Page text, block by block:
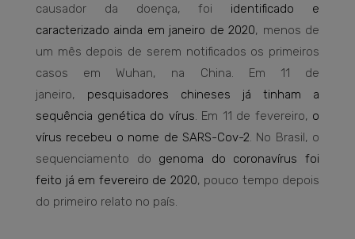
causador da doença, foi identificado e
caracterizado ainda em janeiro de 2020, menos de
um mês depois de serem notificados os primeiros
casos em Wuhan, na China. Em 11 de
janeiro, pesquisadores chineses já tinham a
sequência genética do vírus. Em 11 de fevereiro, o
vírus recebeu o nome de SARS-Cov-2. No Brasil, o
sequenciamento do genoma do coronavírus foi
feito já em fevereiro de 2020, pouco tempo depois
do primeiro relato no país.